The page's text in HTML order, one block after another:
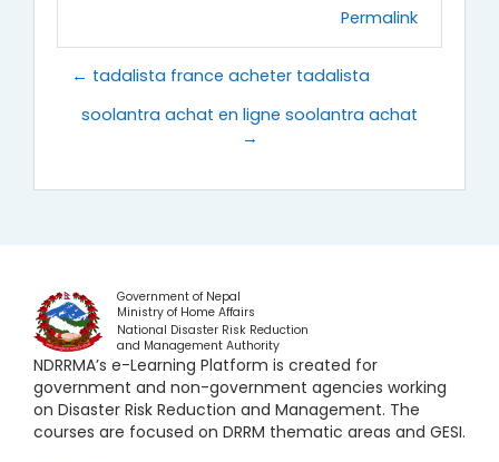
Permalink
← tadalista france acheter tadalista
soolantra achat en ligne soolantra achat
→
Government of Nepal
Ministry of Home Affairs
National Disaster Risk Reduction
and Management Authority
NDRRMA’s e-Learning Platform is created for
government and non-government agencies working
on Disaster Risk Reduction and Management. The
courses are focused on DRRM thematic areas and GESI.